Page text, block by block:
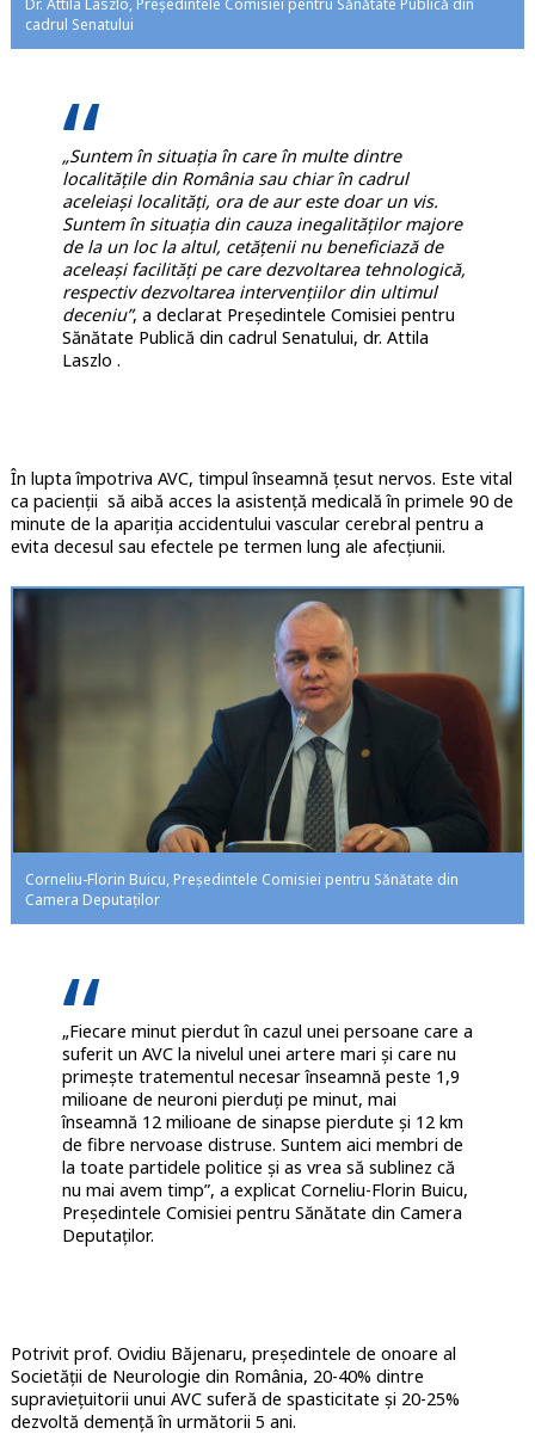
Dr. Attila Laszlo, Președintele Comisiei pentru Sănătate Publică din
cadrul Senatului
„Suntem în situația în care în multe dintre
localitățile din România sau chiar în cadrul
aceleiaşi localităţi, ora de aur este doar un vis.
Suntem în situația din cauza inegalităţilor majore
de la un loc la altul, cetăţenii nu beneficiază de
aceleași facilităţi pe care dezvoltarea tehnologică,
respectiv dezvoltarea intervențiilor din ultimul
deceniu”, a declarat Președintele Comisiei pentru
Sănătate Publică din cadrul Senatului, dr. Attila
Laszlo .
În lupta împotriva AVC, timpul înseamnă țesut nervos. Este vital
ca pacienții să aibă acces la asistență medicală în primele 90 de
minute de la apariția accidentului vascular cerebral pentru a
evita decesul sau efectele pe termen lung ale afecțiunii.
Corneliu-Florin Buicu, Președintele Comisiei pentru Sănătate din
Camera Deputaților
„Fiecare minut pierdut în cazul unei persoane care a
suferit un AVC la nivelul unei artere mari și care nu
primește tratementul necesar înseamnă peste 1,9
milioane de neuroni pierduți pe minut, mai
înseamnă 12 milioane de sinapse pierdute și 12 km
de fibre nervoase distruse. Suntem aici membri de
la toate partidele politice și as vrea să sublinez că
nu mai avem timp”, a explicat Corneliu-Florin Buicu,
Președintele Comisiei pentru Sănătate din Camera
Deputaților.
Potrivit prof. Ovidiu Băjenaru, președintele de onoare al
Societății de Neurologie din România, 20-40% dintre
supraviețuitorii unui AVC suferă de spasticitate și 20-25%
dezvoltă demență în următorii 5 ani.